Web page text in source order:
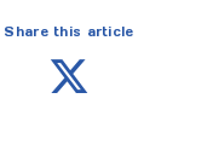
Share this article